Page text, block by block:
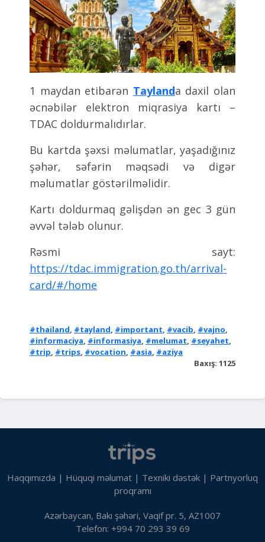
1 maydan etibarən Taylanda daxil olan
əcnəbilər elektron miqrasiya kartı –
TDAC doldurmalıdırlar.
Bu kartda şəxsi məlumatlar, yaşadığınız
şəhər, səfərin məqsədi və digər
məlumatlar göstərilməlidir.
Kartı doldurmaq gəlişdən ən gec 3 gün
əvvəl tələb olunur.
Rəsmi sayt:
https://tdac.immigration.go.th/arrival-
card/#/home
#thailand, #tayland, #important, #vacib, #vajno,
#informaciya, #informasiya, #melumat, #seyahet,
#trip, #trips, #vocation, #asia, #aziya
Baxış: 1125
Haqqımızda | Hüquqi məlumat | Texniki dəstək | Partnyorluq
proqramı
Azərbaycan, Bakı şəhəri, Vaqif pr. 5, AZ1007
Telefon: +994 70 293 39 69